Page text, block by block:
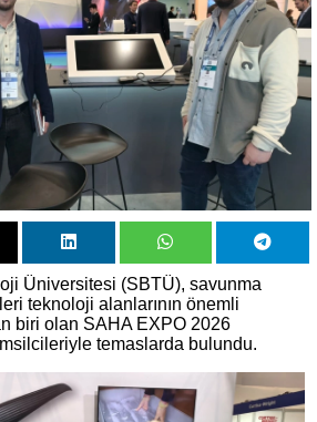
Üniversitesi (SBTÜ), savunma
teknoloji alanlarının önemli
biri olan SAHA EXPO 2026
temaslarda bulundu.